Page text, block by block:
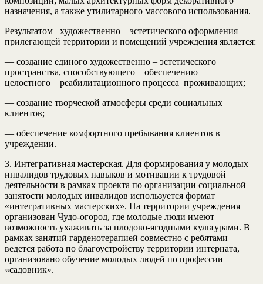
назначения, а также утилитарного массового использования.
Результатом художественно – эстетического оформления
прилегающей территории и помещений учреждения является:
— создание единого художественно – эстетического
пространства, способствующего обеспечению
целостного реабилитационного процесса проживающих;
— создание творческой атмосферы среди социальных
клиентов;
— обеспечение комфортного пребывания клиентов в
учреждении.
3. Интегративная мастерская. Для формирования у молодых
инвалидов трудовых навыков и мотивации к трудовой
деятельности в рамках проекта по организации социальной
занятости молодых инвалидов используется формат
«интегративных мастерских». На территории учреждения
организован Чудо-огород, где молодые люди имеют
возможность ухаживать за плодово-ягодными культурами. В
рамках занятий гарденотерапией совместно с ребятами
ведется работа по благоустройству территории интерната,
организовано обучение молодых людей по профессии
«садовник».